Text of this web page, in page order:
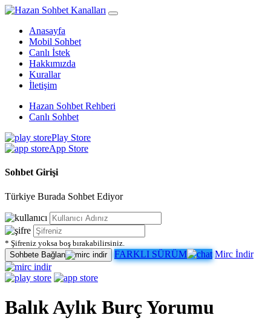
Anasayfa
Mobil Sohbet
Canlı İstek
Hakkımızda
Kurallar
İletişim
Hazan Sohbet Rehberi
Canlı Sohbet
Play Store
App Store
Sohbet Girişi
Türkiye Burada Sohbet Ediyor
* Şifreniz yoksa boş bırakabilirsiniz.
Sohbete Bağlan
FARKLI SÜRÜM Mirc İndir
Balık Aylık Burç Yorumu